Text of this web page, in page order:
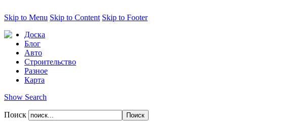
Skip to Menu Skip to Content Skip to Footer
Доска
Блог
Авто
Строительство
Разное
Карта
Show Search
Поиск